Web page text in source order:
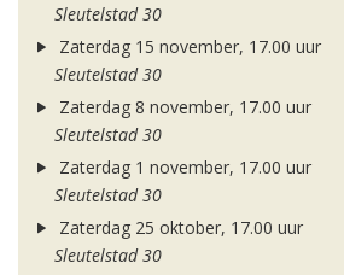
Sleutelstad 30
Zaterdag 15 november, 17.00 uur
Sleutelstad 30
Zaterdag 8 november, 17.00 uur
Sleutelstad 30
Zaterdag 1 november, 17.00 uur
Sleutelstad 30
Zaterdag 25 oktober, 17.00 uur
Sleutelstad 30